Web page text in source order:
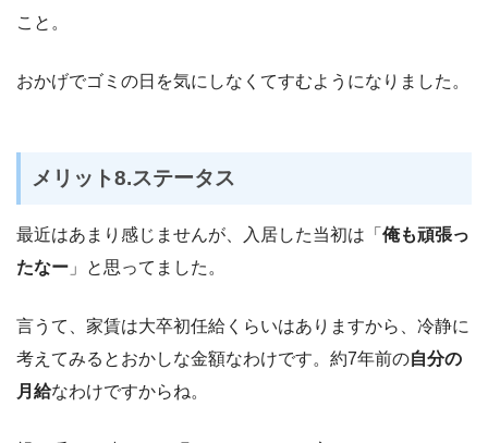
こと。
おかげでゴミの日を気にしなくてすむようになりました。
メリット8.ステータス
最近はあまり感じませんが、入居した当初は「 俺も頑張っ
たなー 」と思ってました。
言うて、家賃は大卒初任給くらいはありますから、冷静に
考えてみるとおかしな金額なわけです。約7年前の自分の
月給なわけですからね。